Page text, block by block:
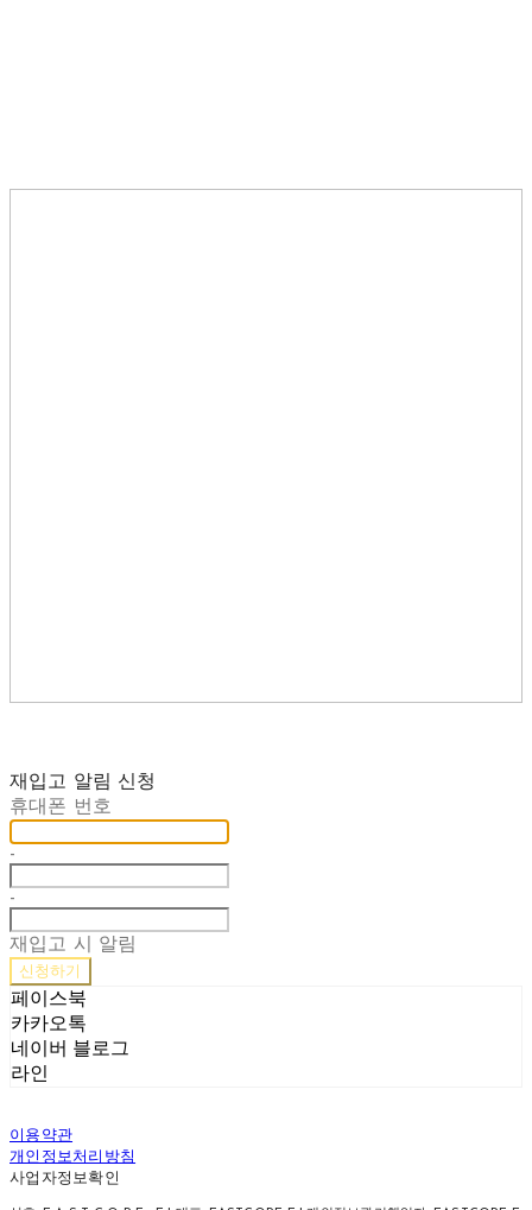
재입고 알림 신청
휴대폰 번호
-
-
재입고 시 알림
신청하기
페이스북
카카오톡
네이버 블로그
라인
이용약관
개인정보처리방침
사업자정보확인